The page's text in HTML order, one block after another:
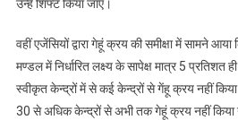
उन्हें शिफ्ट किया जाए।
वहीं एजेंसियों द्वारा गेहूं क्रय की समीक्षा में सामने आया
मण्डल में निर्धारित लक्ष्य के सापेक्ष मात्र 5 प्रतिशत
स्वीकृत केन्द्रों में से कई केन्द्रों से गेंहू क्रय नहीं
30 से अधिक केन्द्रों से अभी तक गेहूं क्रय नहीं किया